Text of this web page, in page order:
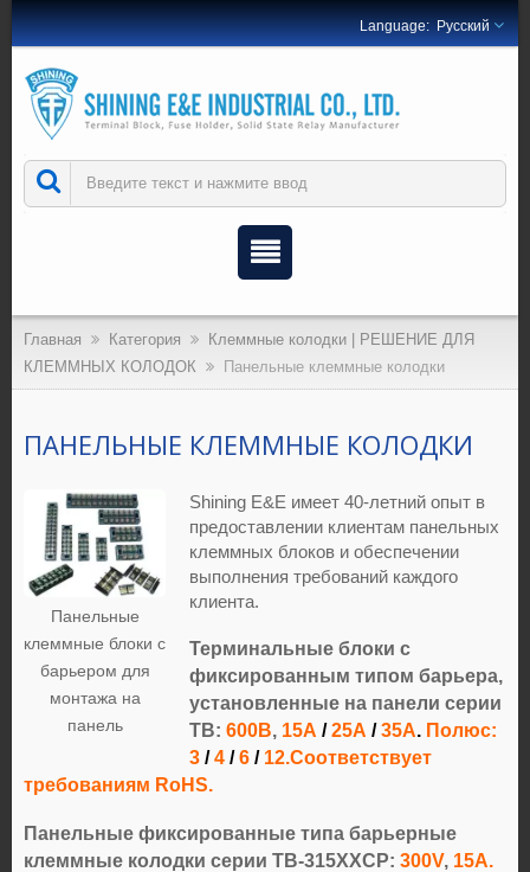
Русский
Главная Категория
Клеммные колодки | РЕШЕНИЕ ДЛЯ
КЛЕММНЫХ КОЛОДОК
Панельные клеммные колодки
ПАНЕЛЬНЫЕ КЛЕММНЫЕ КОЛОДКИ
Панельные
клеммные блоки с
барьером для
монтажа на
панель
Shining E&E имеет 40-летний опыт в
предоставлении клиентам панельных
клеммных блоков и обеспечении
выполнения требований каждого
клиента.
Терминальные блоки с
фиксированным типом барьера,
установленные на панели серии
TB: 600В, 15А /25А /35А. Полюс:
3 /4 /6 /12.Соответствует
требованиям RoHS.
Панельные фиксированные типа барьерные
клеммные колодки серии TB-315XXCP: 300V, 15А.